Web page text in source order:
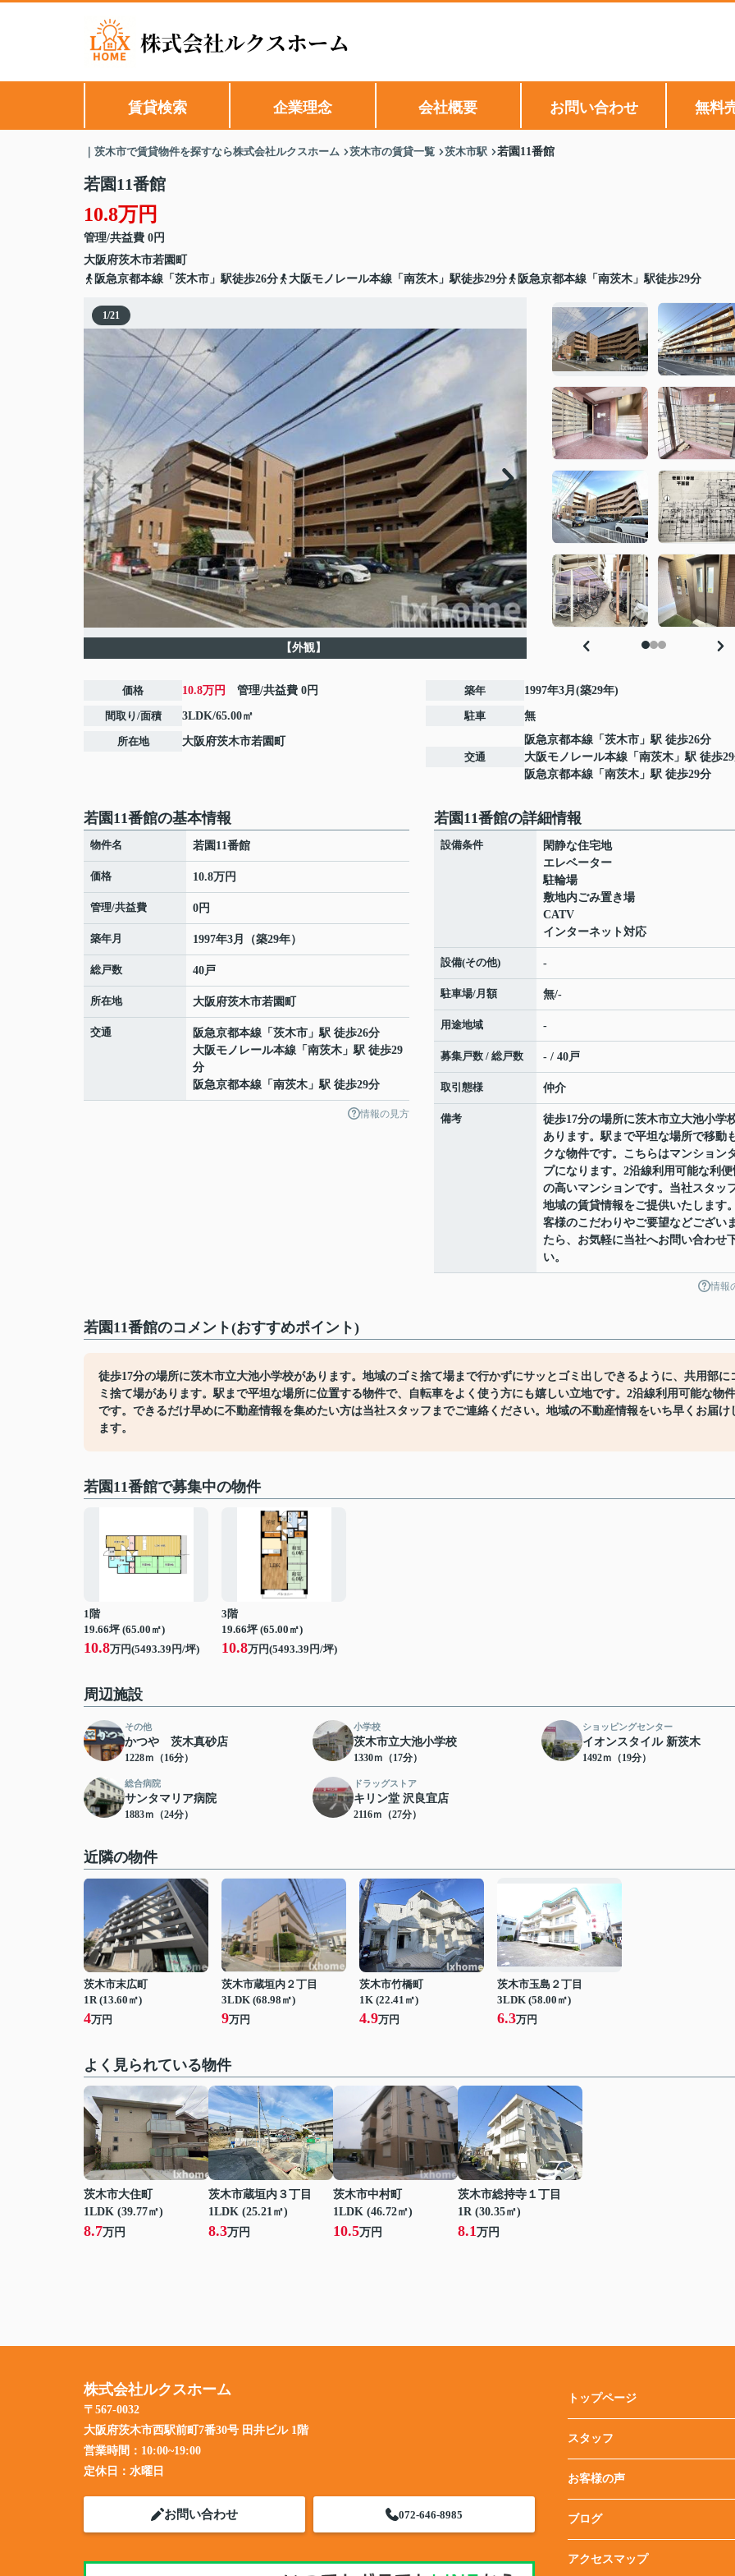
賃貸検索 企業理念 会社概要 お問い合わせ 無料
｜茨木市で賃貸物件を探すなら株式会社ルクスホーム 茨木市の賃貸一覧 茨木市駅 若園11番館
若園11番館
10.8万円
管理/共益費 0円
大阪府茨木市若園町
阪急京都本線「茨木市」駅徒歩26分
大阪モノレール本線「南茨木」駅徒歩29分 阪急京都本線「南茨木」駅徒歩29分
1/21
【外観】
価格 10.8万円 管理/共益費 0円
間取り/面積 3LDK/65.00㎡
所在地 大阪府茨木市若園町
築年 1997年3月(築29年)
駐車 無
交通
阪急京都本線 「 茨木市 」駅 徒歩26分
大阪モノレール本線 「 南茨木 」駅 徒歩
阪急京都本線 「 南茨木 」駅 徒歩29分
若園11番館の基本情報
物件名 若園11番館
価格 10.8万円
管理/共益費 0円
築年月 1997年3月（築29年）
総戸数 40戸
所在地 大阪府茨木市若園町
交通 阪急京都本線 「 茨木市 」駅 徒歩26分
大阪モノレール本線 「 南茨木 」駅 徒歩29
分
阪急京都本線 「 南茨木 」駅 徒歩29分
情報の見方
若園11番館の詳細情報
設備条件
閑静な住宅地
エレベーター
駐輪場
敷地内ごみ置き場
CATV
インターネット対応
設備(その他) -
駐車場/月額 無/-
用途地域 -
募集戸数 / 総戸数 - / 40戸
取引態様 仲介
備考
徒歩17分の場所に茨木市立大池小学
あります。駅まで平坦な場所で移動
クな物件です。こちらはマンション
プになります。2沿線利用可能な利便
の高いマンションです。当社スタッ
地域の賃貸情報をご提供いたします
客様のこだわりやご要望などござい
たら、お気軽に当社へお問い合わせ
い。
情報
若園11番館のコメント(おすすめポイント)
徒歩17分の場所に茨木市立大池小学校があります。地域のゴミ捨て場まで行かずにサッとゴミ出しできるように、共用部に
ミ捨て場があります。駅まで平坦な場所に位置する物件で、自転車をよく使う方にも嬉しい立地です。2沿線利用可能な物件
です。できるだけ早めに不動産情報を集めたい方は当社スタッフまでご連絡ください。地域の不動産情報をいち早くお届け
ます。
若園11番館で募集中の物件
1階
19.66坪 (65.00㎡)
10.8万円(5493.39円/坪)
3階
19.66坪 (65.00㎡)
10.8万円(5493.39円/坪)
周辺施設
その他
かつや 茨木真砂店
1228ｍ（16分）
小学校
茨木市立大池小学校
1330ｍ（17分）
ショッピングセンター
イオンスタイル 新茨木
1492ｍ（19分）
総合病院
サンタマリア病院
1883ｍ（24分）
ドラッグストア
キリン堂 沢良宜店
2116ｍ（27分）
近隣の物件
茨木市末広町
1R (13.60㎡)
4万円
茨木市蔵垣内２丁目
3LDK (68.98㎡)
9万円
茨木市竹橋町
1K (22.41㎡)
4.9万円
茨木市玉島２丁目
3LDK (58.00㎡)
6.3万円
よく見られている物件
茨木市大住町
1LDK (39.77㎡)
8.7万円
茨木市蔵垣内３丁目
1LDK (25.21㎡)
8.3万円
茨木市中村町
1LDK (46.72㎡)
10.5万円
茨木市総持寺１丁目
1R (30.35㎡)
8.1万円
株式会社ルクスホーム
〒567-0032
大阪府茨木市西駅前町7番30号 田井ビル 1階
営業時間： 10:00~19:00
定休日： 水曜日
お問い合わせ 072-646-8985
トップページ
スタッフ
お客様の声
ブログ
アクセスマップ